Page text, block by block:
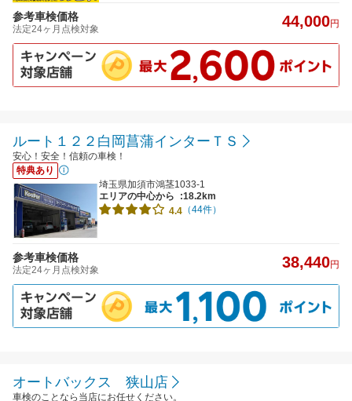
参考車検価格
法定24ヶ月点検対象 44,000円
ルート１２２白岡菖蒲インターＴＳ
安心！安全！信頼の車検！
特典あり
埼玉県加須市鴻茎1033-1
エリアの中心から
:18.2km
4.4 （44件）
参考車検価格
法定24ヶ月点検対象 38,440円
オートバックス 狭山店
車検のことなら当店にお任せください。